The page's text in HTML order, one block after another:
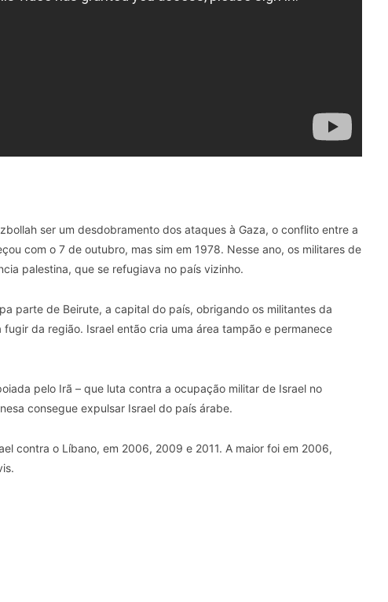
ser um desdobramento dos ataques à Gaza, o conflito entre a
com o 7 de outubro, mas sim em 1978. Nesse ano, os militares de
palestina, que se refugiava no país vizinho.
parte de Beirute, a capital do país, obrigando os militantes da
da região. Israel então cria uma área tampão e permanece
pelo Irã – que luta contra a ocupação militar de Israel no
consegue expulsar Israel do país árabe.
contra o Líbano, em 2006, 2009 e 2011. A maior foi em 2006,